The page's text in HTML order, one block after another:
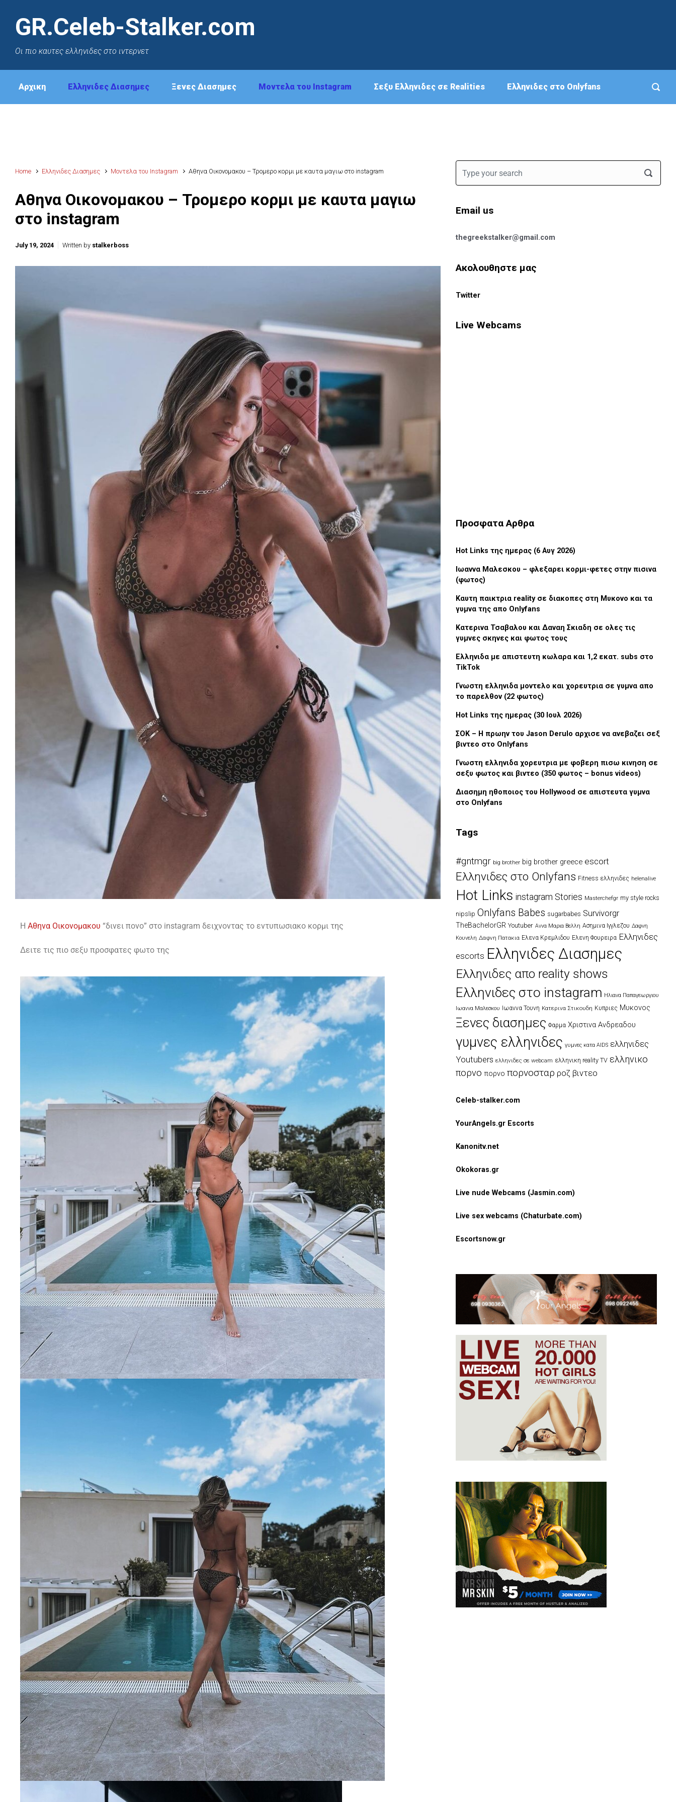
GR.Celeb-Stalker.com
Oι πιο καυτες ελληνιδες στο ιντερνετ
Αρχικη Ελληνιδες Διασημες Ξενες Διασημες Μοντελα του Instagram Σεξυ Ελληνιδες σε Realities Eλληνιδες στο Onlyfans
Home Ελληνιδες Διασημες Μοντελα του Instagram Αθηνα Οικονομακου – Τρομερο κορμι με καυτα μαγιω στο instagram
Αθηνα Οικονομακου – Τρομερο κορμι με καυτα μαγιω
στο instagram
July 19, 2024 Written by stalkerboss
H Αθηνα Οικονομακου “δινει πονο” στο instagram δειχνοντας το εντυπωσιακο κορμι της
Δειτε τις πιο σεξυ προσφατες φωτο της
Email us
thegreekstalker@gmail.com
Ακολουθηστε μας
Twitter
Live Webcams
Προσφατα Αρθρα
Hot Links της ημερας (6 Αυγ 2026)
Ιωαννα Μαλεσκου – φλεξαρει κορμι-φετες στην πισινα
(φωτος)
Καυτη παικτρια reality σε διακοπες στη Μυκονο και τα
γυμνα της απο Onlyfans
Κατερινα Τσαβαλου και Δαναη Σκιαδη σε ολες τις
γυμνες σκηνες και φωτος τους
Ελληνιδα με απιστευτη κωλαρα και 1,2 εκατ. subs στο
TikTok
Γνωστη ελληνιδα μοντελο και χορευτρια σε γυμνα απο
το παρελθον (22 φωτος)
Hot Links της ημερας (30 Ιουλ 2026)
ΣΟΚ – Η πρωην του Jason Derulo αρχισε να ανεβαζει σεξ
βιντεο στο Onlyfans
Γνωστη ελληνιδα χορευτρια με φοβερη πισω κινηση σε
σεξυ φωτος και βιντεο (350 φωτος – bonus videos)
Διασημη ηθοποιος του Hollywood σε απιστευτα γυμνα
στο Onlyfans
Tags
#gntmgr big brother big brother greece escort
Eλληνιδες στο Onlyfans Fitness ελληνιδες helenalive
Hot Links instagram Stories Masterchefgr my style rocks
nipslip Onlyfans Babes sugarbabes Survivorgr
TheBachelorGR Youtuber Αννα Μαρια Βελλη Ασημινα Ιγγλεζου Δαφνη
Κουνελη Δαφνη Πατακια Ελενα Κρεμλιδου Ελενη Φουρειρα Ελληνιδες
escorts Ελληνιδες Διασημες
Ελληνιδες απο reality shows
Ελληνιδες στο instagram Ηλιανα Παπαγεωργιου
Ιωαννα Μαλεσκου
Ιωαννα Τουνη Κατερινα Στικουδη Κυπριες Μυκονος
Ξενες διασημες Φαρμα Χριστινα Ανδρεαδου
γυμνες ελληνιδες γυμνες κατα AIDS ελληνιδες
Youtubers ελληνιδες σε webcam ελληνικη reality TV ελληνικο
πορνο πορνο πορνοσταρ ροζ βιντεο
Celeb-stalker.com
YourAngels.gr Escorts
Kanonitv.net
Okokoras.gr
Live nude Webcams (Jasmin.com)
Live sex webcams (Chaturbate.com)
Escortsnow.gr